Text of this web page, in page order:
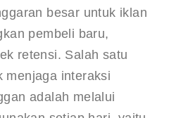
besar untuk iklan
pembeli baru,
retensi. Salah satu
menjaga interaksi
adalah melalui